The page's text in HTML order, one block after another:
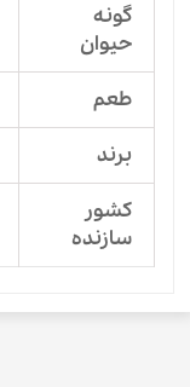
گونه
حیوان
طعم
برند
کشور
سازنده